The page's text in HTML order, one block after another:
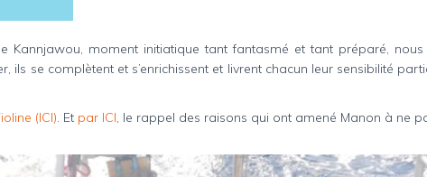
Kannjawou, moment initiatique tant fantasmé et tant préparé,
ils se complètent et s’enrichissent et livrent chacun leur sensibilité
(ICI). Et par ICI, le rappel des raisons qui ont amené Manon à ne